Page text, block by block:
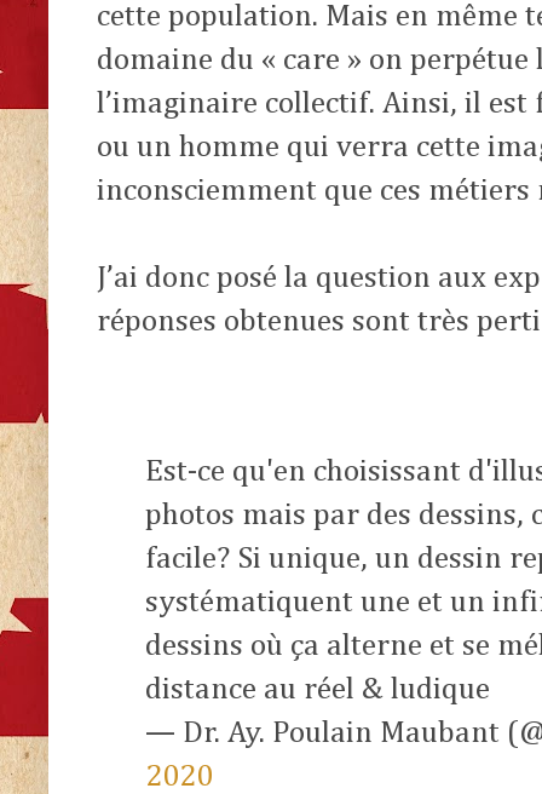
cette population. Mais en même
domaine du « care » on
l’imaginaire collectif. Ainsi, il est
ou un homme qui verra cette
inconsciemment que ces métiers
J’ai donc posé la question aux
réponses obtenues sont très
Est-ce qu'en choisissant
photos mais par des dessins,
facile? Si unique, un dessin
systématiquent une et un
dessins où ça alterne et se
distance au réel & ludique
— Dr. Ay. Poulain Maubant
2020